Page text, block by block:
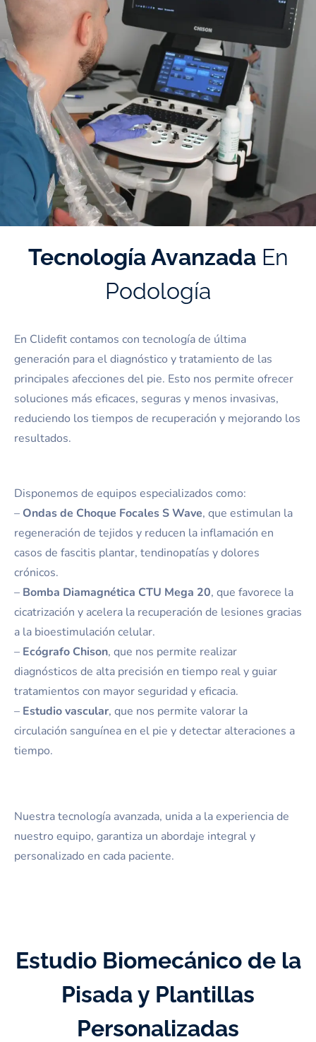
Tecnología Avanzada En
Podología
En Clidefit contamos con tecnología de última
generación para el diagnóstico y tratamiento de las
principales afecciones del pie. Esto nos permite ofrecer
soluciones más eficaces, seguras y menos invasivas,
reduciendo los tiempos de recuperación y mejorando los
resultados.
Disponemos de equipos especializados como:
– Ondas de Choque Focales S Wave, que estimulan la
regeneración de tejidos y reducen la inflamación en
casos de fascitis plantar, tendinopatías y dolores
crónicos.
– Bomba Diamagnética CTU Mega 20, que favorece la
cicatrización y acelera la recuperación de lesiones gracias
a la bioestimulación celular.
– Ecógrafo Chison, que nos permite realizar
diagnósticos de alta precisión en tiempo real y guiar
tratamientos con mayor seguridad y eficacia.
– Estudio vascular, que nos permite valorar la
circulación sanguínea en el pie y detectar alteraciones a
tiempo.
Nuestra tecnología avanzada, unida a la experiencia de
nuestro equipo, garantiza un abordaje integral y
personalizado en cada paciente.
Estudio Biomecánico de la
Pisada y Plantillas
Personalizadas